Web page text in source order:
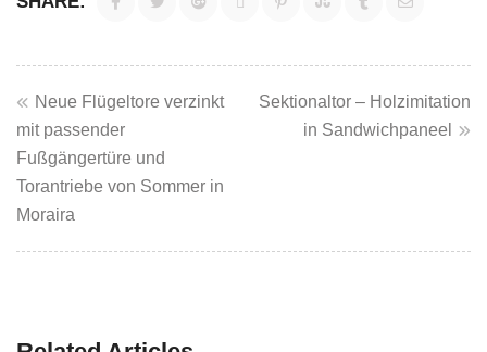
Beitragsnavigation
Neue Flügeltore verzinkt
mit passender
Fußgängertüre und
Torantriebe von Sommer in
Moraira
Sektionaltor – Holzimitation
in Sandwichpaneel